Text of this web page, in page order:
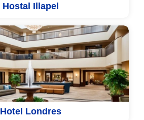
Hostal Illapel
Hotel Londres